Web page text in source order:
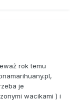
rok temu
je
wacikami ) i